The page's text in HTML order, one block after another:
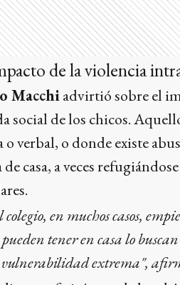
de la violencia
Macchiadvirtió sobre el
social de los chicos.
o verbal, o donde existe
casa, a veces
colegio, en muchos casos,
tener en casa lo
extrema",